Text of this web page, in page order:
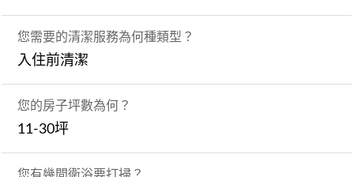
您需要的清潔服務為何種類型？
入住前清潔
您的房子坪數為何？
11-30坪